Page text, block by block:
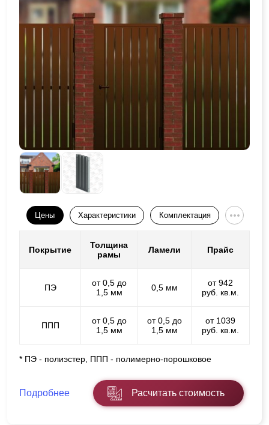
Цены Характеристики Комплектация
Покрытие
Толщина
рамы
Ламели Прайс
ПЭ
от 0,5 до
1,5 мм
0,5 мм
от 942
руб. кв.м.
ППП
от 0,5 до
1,5 мм
от 0,5 до
1,5 мм
от 1039
руб. кв.м.
* ПЭ - полиэстер, ППП - полимерно-порошковое
Подробнее Расчитать стоимость